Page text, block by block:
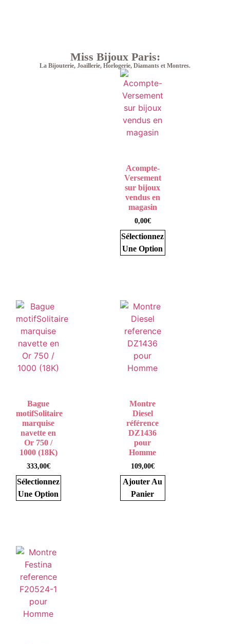
Miss Bijoux Paris:
La Bijouterie, Joaillerie, Horlogerie, Diamants et Montres.
Acompte-
Versement
sur bijoux
vendus en
magasin
0,00€
Sélectionnez
Une Option
Bague
motifSolitaire
marquise
navette en
Or 750 /
1000 (18K)
333,00€
Sélectionnez
Une Option
Montre
Diesel
référence
DZ1436
pour
Homme
109,00€
Ajouter Au
Panier